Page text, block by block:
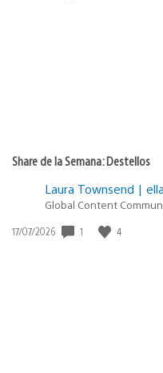
Share de la Semana: Destellos
Laura Townsend | ella
Global Content
Fecha
17/07/2026 1 4